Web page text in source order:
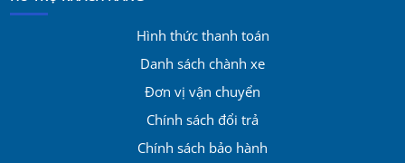
Hình thức thanh toán
Danh sách chành xe
Đơn vị vận chuyển
Chính sách đổi trả
Chính sách bảo hành